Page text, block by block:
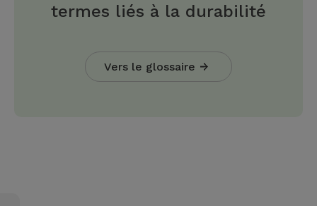
termes liés à la durabilité
Vers le glossaire